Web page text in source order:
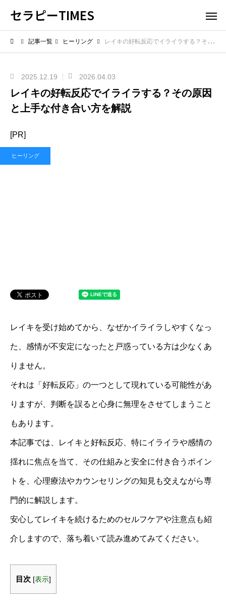
セラピーTIMES
記事一覧 ヒーリング レイキの好転反応でイライラする？その原因と上手な付き合い方を解説
2025.12.19 2026.04.03
レイキの好転反応でイライラする？その原因
と上手な付き合い方を解説
[PR]
ヒーリング
レイキを受け始めてから、なぜかイライラしやすくなっ
た、感情が不安定になったと戸惑っている方は少なくあ
りません。
それは「好転反応」の一つとして現れている可能性があ
りますが、判断を誤ると心身に無理をさせてしまうこと
もあります。
本記事では、レイキと好転反応、特にイライラや感情の
揺れに焦点を当て、その仕組みと安全に付き合うポイン
トを、心理療法やカウンセリングの知見も交えながら専
門的に解説します。
安心してレイキを続けるためのセルフケアや注意点も紹
介しますので、落ち着いて読み進めてみてください。
目次 [表示]